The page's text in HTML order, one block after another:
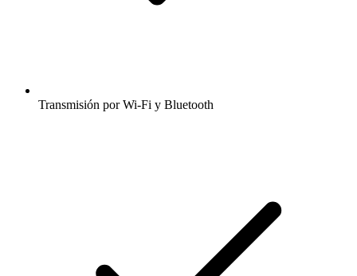
Transmisión por Wi-Fi y Bluetooth